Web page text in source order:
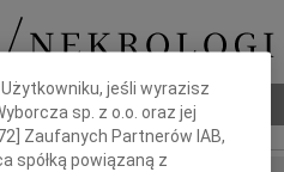
pogrzebowy
jeśli wyrazisz
sp. z o.o. oraz jej
] Zaufanych Partnerów IAB,
spółką powiązaną z